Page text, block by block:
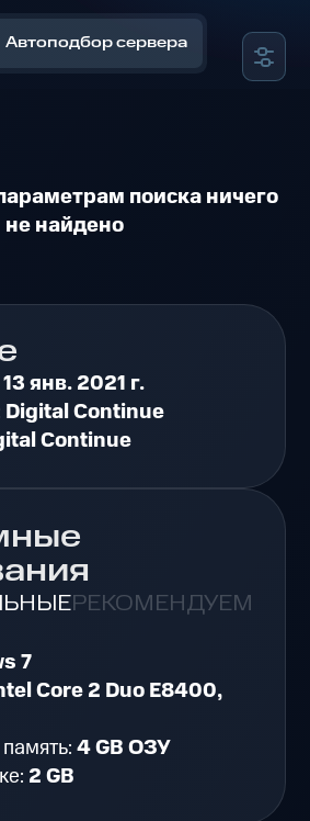
Автоподбор сервера
поиска ничего
не найдено
13 янв. 2021 г.
Digital Continue
Continue
РЕКОМЕНДУЕМЫЕ
7
Core 2 Duo E8400,
4 GB ОЗУ
2 GB